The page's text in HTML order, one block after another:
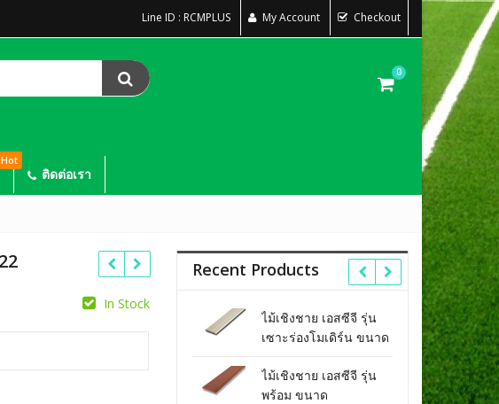
Line ID : RCMPLUS My Account Checkout
0
Hot
ติดต่อเรา
In Stock
Recent Products
ไม้เชิงชาย เอสซีจี รุ่น
เซาะร่องโมเดิร์น ขนาด
รองพื้นครีม
ไม้เชิงชาย เอสซีจี รุ่น
พร้อม ขนาด
ไม้เชิ
ขนาด
สีสักท
ไม้เชิ
ขนาด